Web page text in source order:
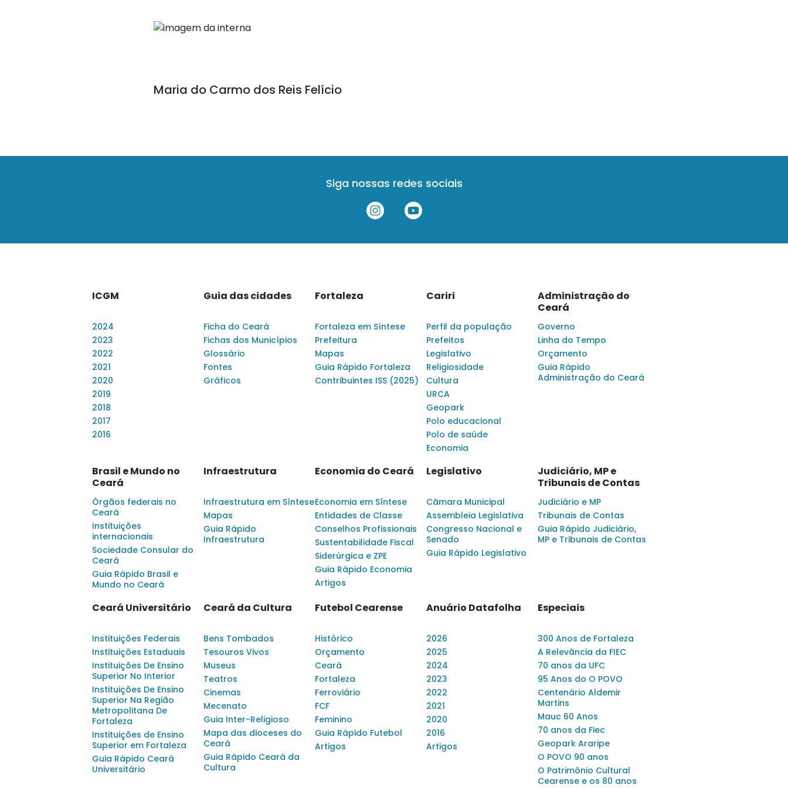
Maria do Carmo dos Reis Felício
Siga nossas redes sociais
ICGM
2024
2023
2022
2021
2020
2019
2018
2017
2016
Guia das cidades
Ficha do Ceará
Fichas dos Municípios
Glossário
Fontes
Gráficos
Fortaleza
Fortaleza em Síntese
Prefeitura
Mapas
Guia Rápido Fortaleza
Contribuintes ISS (2025)
Cariri
Perfil da população
Prefeitos
Legislativo
Religiosidade
Cultura
URCA
Geopark
Polo educacional
Polo de saúde
Economia
Administração do
Ceará
Governo
Linha do Tempo
Orçamento
Guia Rápido
Administração do Ceará
Brasil e Mundo no
Ceará
Órgãos federais no
Ceará
Instituições
internacionais
Sociedade Consular do
Ceará
Guia Rápido Brasil e
Mundo no Ceará
Infraestrutura
Infraestrutura em Síntese
Mapas
Guia Rápido
Infraestrutura
Economia do Ceará
Economia em Síntese
Entidades de Classe
Conselhos Profissionais
Sustentabilidade Fiscal
Siderúrgica e ZPE
Guia Rápido Economia
Artigos
Legislativo
Câmara Municipal
Assembleia Legislativa
Congresso Nacional e
Senado
Guia Rápido Legislativo
Judiciário, MP e
Tribunais de Contas
Judiciário e MP
Tribunais de Contas
Guia Rápido Judiciário,
MP e Tribunais de Contas
Ceará Universitário
Instituições Federais
Instituições Estaduais
Instituições De Ensino
Superior No Interior
Instituições De Ensino
Superior Na Região
Metropolitana De
Fortaleza
Instituições de Ensino
Superior em Fortaleza
Guia Rápido Ceará
Universitário
Ceará da Cultura
Bens Tombados
Tesouros Vivos
Museus
Teatros
Cinemas
Mecenato
Guia Inter-Religioso
Mapa das dioceses do
Ceará
Guia Rápido Ceará da
Cultura
Futebol Cearense
Histórico
Orçamento
Ceará
Fortaleza
Ferroviário
FCF
Feminino
Guia Rápido Futebol
Artigos
Anuário Datafolha
2026
2025
2024
2023
2022
2021
2020
2016
Artigos
Especiais
300 Anos de Fortaleza
A Relevância da FIEC
70 anos da UFC
95 Anos do O POVO
Centenário Aldemir
Martins
Mauc 60 Anos
70 anos da Fiec
Geopark Araripe
O POVO 90 anos
O Patrimônio Cultural
Cearense e os 80 anos